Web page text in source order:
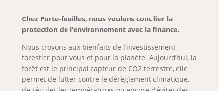
Chez Porte-feuilles, nous voulons concilier la
protection de l’environnement avec la finance.
Nous croyons aux bienfaits de l’investissement
forestier pour vous et pour la planète. Aujourd’hui, la
forêt est le principal capteur de CO2 terrestre, elle
permet de lutter contre le dérèglement climatique,